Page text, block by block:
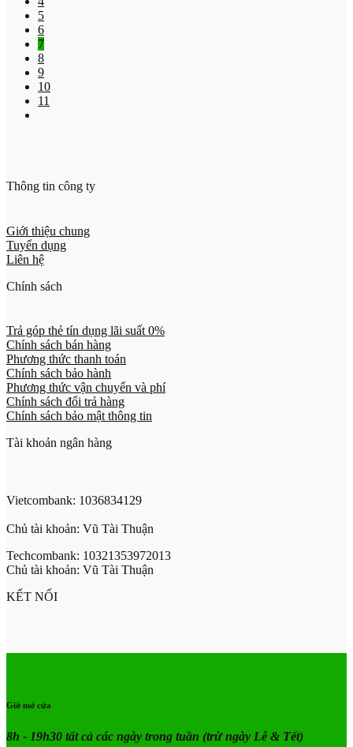
5
6
7
8
9
10
11
Thông tin công ty
Giới thiệu chung
Tuyển dụng
Liên hệ
Chính sách
Trả góp thẻ tín dụng lãi suất 0%
Chính sách bán hàng
Phương thức thanh toán
Chính sách bảo hành
Phương thức vận chuyển và phí
Chính sách đổi trả hàng
Chính sách bảo mật thông tin
Tài khoản ngân hàng
Vietcombank: 1036834129
Chủ tài khoản: Vũ Tài Thuận
Techcombank: 10321353972013
Chủ tài khoản: Vũ Tài Thuận
KẾT NỐI
Giờ mở cửa
8h - 19h30 tất cả các ngày trong tuần (trừ ngày Lễ & Tết)